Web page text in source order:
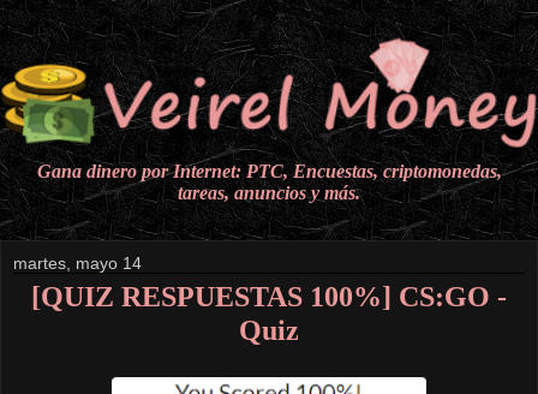
Gana dinero por Internet: PTC, Encuestas, criptomonedas,
tareas, anuncios y más.
martes, mayo 14
[QUIZ RESPUESTAS 100%] CS:GO -
Quiz